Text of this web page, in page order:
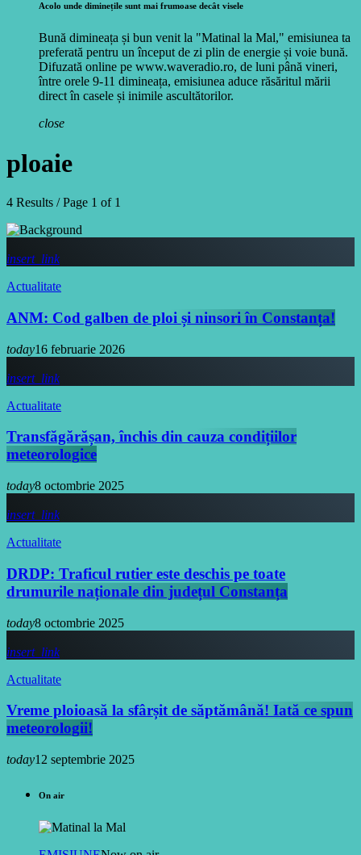
Acolo unde diminețile sunt mai frumoase decât visele
Bună dimineața și bun venit la "Matinal la Mal," emisiunea ta
preferată pentru un început de zi plin de energie și voie bună.
Difuzată online pe www.waveradio.ro, de luni până vineri,
între orele 9-11 dimineața, emisiunea aduce răsăritul mării
direct în casele și inimile ascultătorilor.
close
ploaie
4 Results / Page 1 of 1
insert_link
Actualitate
ANM: Cod galben de ploi și ninsori în Constanța!
today16 februarie 2026
insert_link
Actualitate
Transfăgărășan, închis din cauza condițiilor
meteorologice
today8 octombrie 2025
insert_link
Actualitate
DRDP: Traficul rutier este deschis pe toate
drumurile naționale din județul Constanța
today8 octombrie 2025
insert_link
Actualitate
Vreme ploioasă la sfârșit de săptămână! Iată ce spun
meteorologii!
today12 septembrie 2025
On air